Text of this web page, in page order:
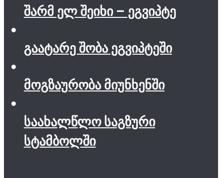
შარმ ელ შეიხი – ეგვიპტე
გაატარე შობა ეგვიპტეში
მოგზაურობა მიუნხენში
საახალწლო საგზური
სტამბოლში